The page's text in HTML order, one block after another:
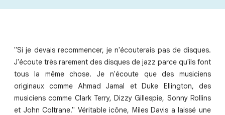
"Si je devais recommencer, je n'écouterais pas de disques.
J'écoute très rarement des disques de jazz parce qu'ils font
tous la même chose. Je n'écoute que des musiciens
originaux comme Ahmad Jamal et Duke Ellington, des
musiciens comme Clark Terry, Dizzy Gillespie, Sonny Rollins
et John Coltrane." Véritable icône, Miles Davis a laissé une